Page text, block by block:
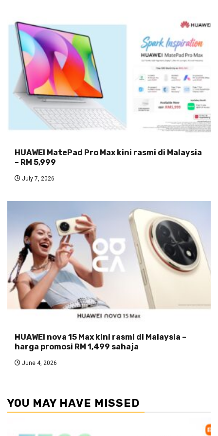
HUAWEI MatePad Pro Max kini rasmi di Malaysia
– RM 5,999
July 7, 2026
HUAWEI nova 15 Max kini rasmi di Malaysia –
harga promosi RM 1,499 sahaja
June 4, 2026
YOU MAY HAVE MISSED